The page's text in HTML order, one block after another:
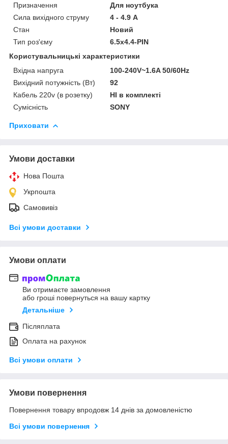
Призначення
Для ноутбука
Сила вихідного струму
4 - 4.9 А
Стан
Новий
Тип роз'єму
6.5х4.4-PIN
Користувальницькі характеристики
Вхідна напруга
100-240V~1.6A 50/60Hz
Вихідний потужність (Вт)
92
Кабель 220v (в розетку)
НІ в комплекті
Сумісність
SONY
Приховати
Умови доставки
Нова Пошта
Укрпошта
Самовивіз
Всі умови доставки
Умови оплати
Ви отримаєте замовлення
або гроші повернуться на вашу картку
Детальніше
Післяплата
Оплата на рахунок
Всі умови оплати
Умови повернення
Повернення товару впродовж 14 днів за домовленістю
Всі умови повернення